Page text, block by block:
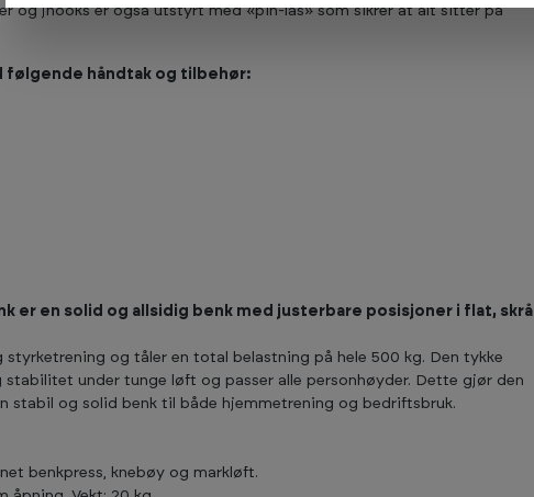
og jhooks er også utstyrt med «pin-lås» som sikrer at alt sitter på
følgende håndtak og tilbehør:
er en solid og allsidig benk med justerbare posisjoner i flat, skrå
styrketrening og tåler en total belastning på hele 500 kg. Den tykke
under tunge løft og passer alle personhøyder. Dette gjør den
stabil og solid benk til både hjemmetrening og bedriftsbruk.
benkpress, knebøy og markløft.